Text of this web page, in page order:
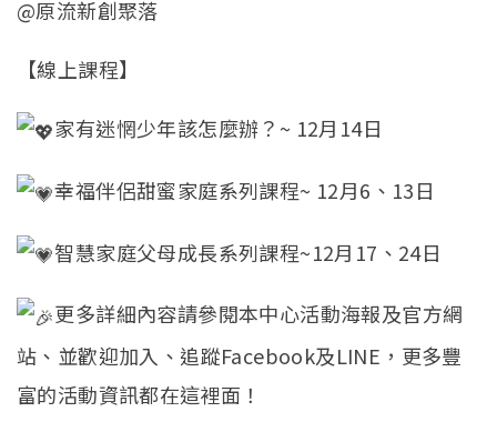
@原流新創聚落
【線上課程】
家有迷惘少年該怎麼辦？~ 12月14日
幸福伴侶甜蜜家庭系列課程~ 12月6、13日
智慧家庭父母成長系列課程~12月17、24日
更多詳細內容請參閱本中心活動海報及官方網
站、並歡迎加入、追蹤Facebook及LINE，更多豐
富的活動資訊都在這裡面！